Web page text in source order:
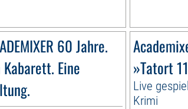
60 Jahre.
Kabarett. Eine
»Tatort
Live
Krimi